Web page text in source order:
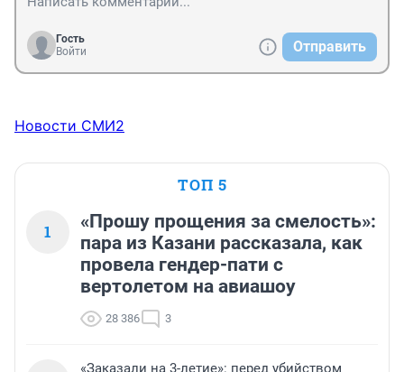
Гость
Войти
Отправить
Новости СМИ2
ТОП 5
1
«Прошу прощения за смелость»:
пара из Казани рассказала, как
провела гендер-пати с
вертолетом на авиашоу
28 386 3
«Заказали на 3-летие»: перед убийством